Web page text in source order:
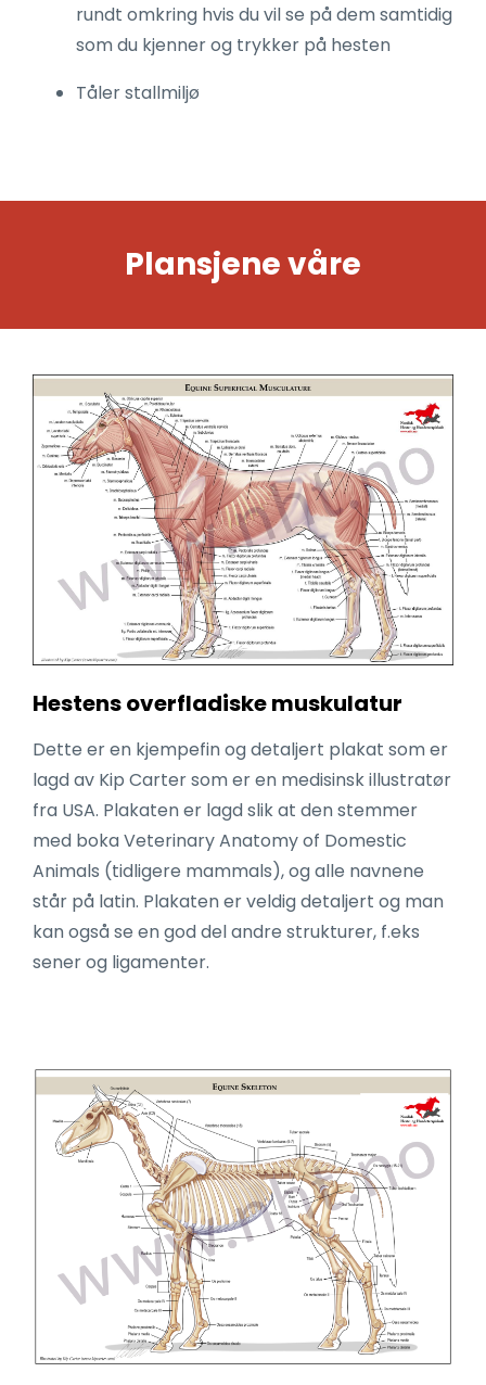
rundt omkring hvis du vil se på dem samtidig
som du kjenner og trykker på hesten
Tåler stallmiljø
Plansjene våre
Hestens overfladiske muskulatur
Dette er en kjempefin og detaljert plakat som er
lagd av Kip Carter som er en medisinsk illustratør
fra USA. Plakaten er lagd slik at den stemmer
med boka Veterinary Anatomy of Domestic
Animals (tidligere mammals), og alle navnene
står på latin. Plakaten er veldig detaljert og man
kan også se en god del andre strukturer, f.eks
sener og ligamenter.